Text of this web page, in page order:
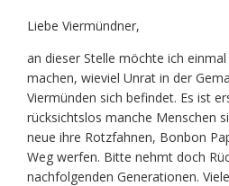
Liebe Viermündner,
an dieser Stelle möchte ich
machen, wieviel Unrat in der
Viermünden sich befindet. Es ist
rücksichtslos manche Menschen
neue ihre Rotzfahnen, Bonbon
Weg werfen. Bitte nehmt doch
nachfolgenden Generationen.